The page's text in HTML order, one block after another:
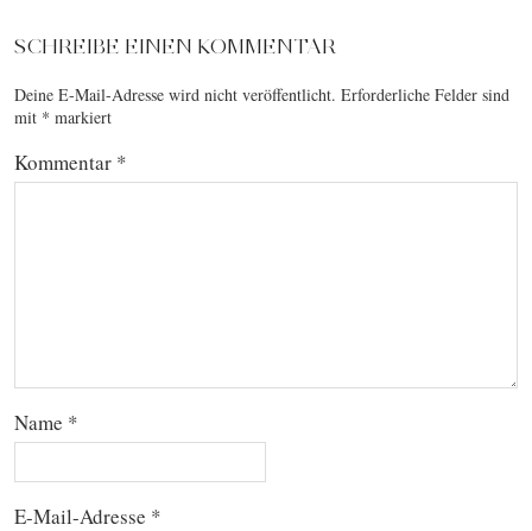
SCHREIBE EINEN KOMMENTAR
Deine E-Mail-Adresse wird nicht veröffentlicht. Erforderliche Felder sind
mit * markiert
Kommentar *
Name *
E-Mail-Adresse *